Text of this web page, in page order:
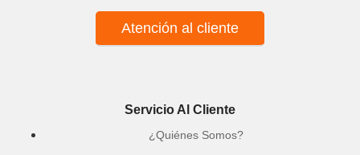
Atención al cliente
Servicio Al Cliente
¿Quiénes Somos?